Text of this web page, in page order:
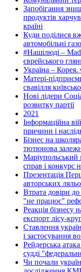
Запобігання
продуктів
країні
Куди поділися
автомобільні
#Нашілюді –
єврейського
Україна – Корея.
Матері-
свавілля
Нові лідери
розвитку партії
2021
Інформаційна
причини і
Бізнес на
тютюнова
Маріупольський
справ і конкурс
Презентація
авторських
Втрата довіри
"не працює"
Реакція бізнесу
експорт лісу-
Ставлення
і застосування
Рейдерська
судді
Чи почали